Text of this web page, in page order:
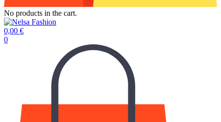
No products in the cart.
0,00 €
0